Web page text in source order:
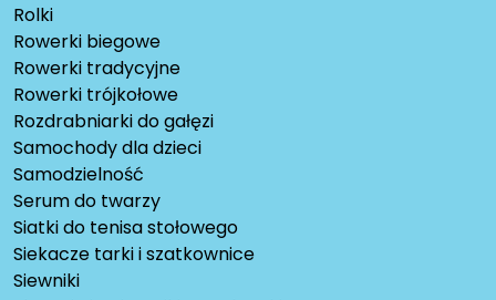
Rolki
Rowerki biegowe
Rowerki tradycyjne
Rowerki trójkołowe
Rozdrabniarki do gałęzi
Samochody dla dzieci
Samodzielność
Serum do twarzy
Siatki do tenisa stołowego
Siekacze tarki i szatkownice
Siewniki